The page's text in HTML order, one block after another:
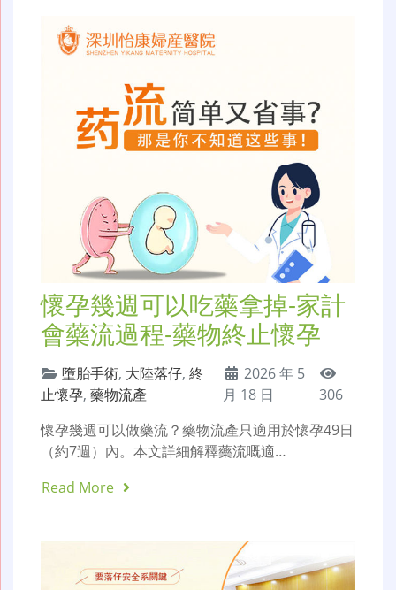
懷孕幾週可以吃藥拿掉-家計
會藥流過程-藥物終止懷孕
墮胎手術, 大陸落仔, 終
止懷孕, 藥物流產
2026 年 5
月 18 日
306
懷孕幾週可以做藥流？藥物流產只適用於懷孕49日
（約7週）內。本文詳細解釋藥流嘅適…
Read More